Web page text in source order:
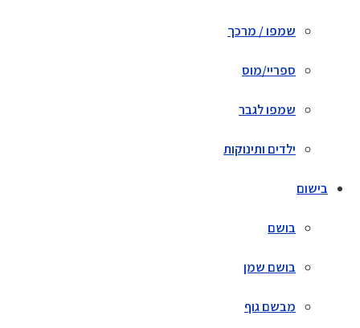
שמפו / מרכך
ספריי/מוס
שמפו לגבר
ילדים ותינוקות
בישום
בושם
בושם שמן
מבשם גוף